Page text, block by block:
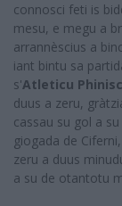
connosci feti is
mesu, e megu a
arrannèscius a
iant bintu sa
s'Atleticu
duus a zeru,
cassau su gol a
giogada de
zeru a duus
a su de otantotu